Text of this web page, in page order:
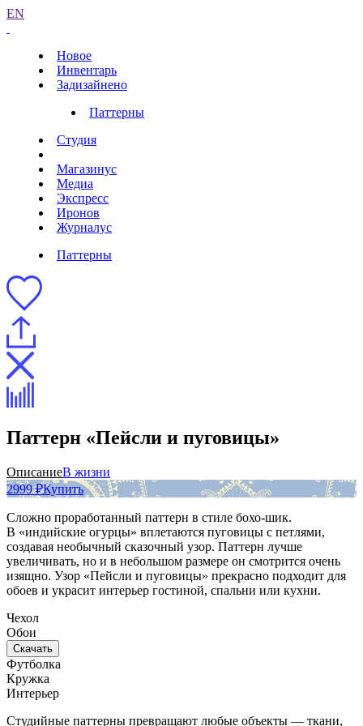
EN
Новое
Инвентарь
Задизайнено
Паттерны
Студия
Магазинус
Медиа
Экспресс
Иронов
Журналус
Паттерны
Паттерн «Пейсли и пуговицы»
ОписаниеВ жизни
2999 ₽Купить
Сложно проработанный паттерн в стиле бохо-шик.
В «индийские огурцы» вплетаются пуговицы с петлями,
создавая необычный сказочный узор. Паттерн лучше
увеличивать, но и в небольшом размере он смотрится очень
изящно. Узор «Пейсли и пуговицы» прекрасно подходит для
обоев и украсит интерьер гостиной, спальни или кухни.
Чехол
Обои
Скачать
Футболка
Кружка
Интерьер
Студийные паттерны превращают любые объекты — ткани,